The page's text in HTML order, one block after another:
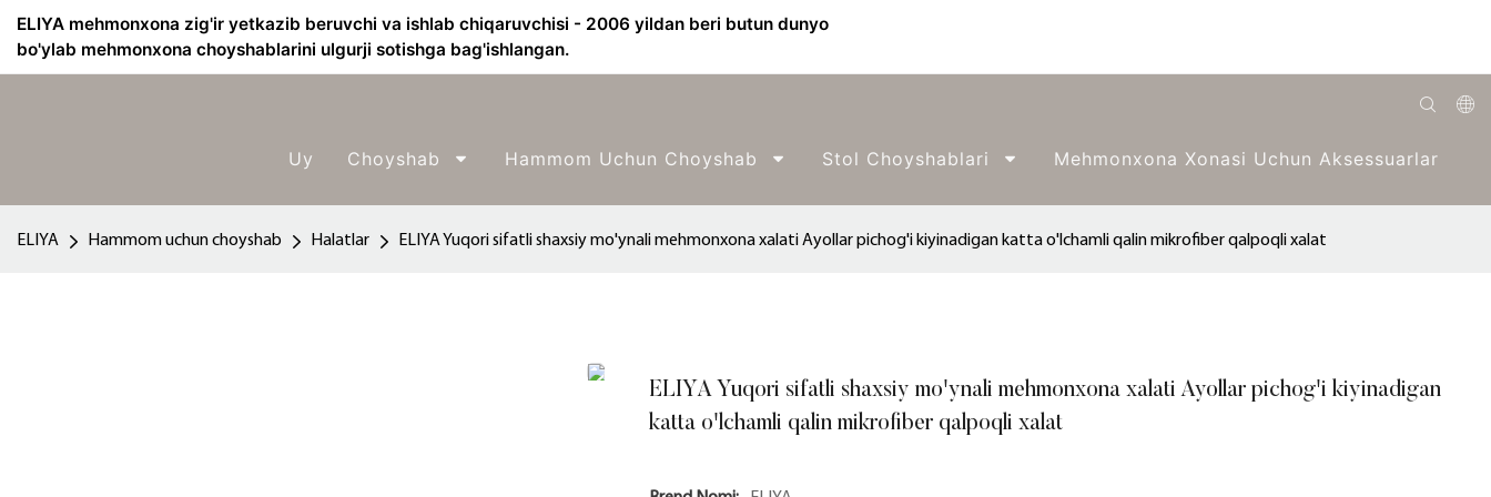
ELIYA mehmonxona zig'ir yetkazib beruvchi va ishlab chiqaruvchisi - 2006 yildan beri butun dunyo
bo'ylab mehmonxona choyshablarini ulgurji sotishga bag'ishlangan.
Français
Uy Choyshab Hammom Uchun Choyshab Stol Choyshablari Mehmonxona Xonasi Uchun Aksessuarlar
ELIYA Hammom uchun choyshab Halatlar ELIYA Yuqori sifatli shaxsiy mo'ynali mehmonxona xalati Ayollar pichog'i kiyinadigan katta o'lchamli qalin mikrofiber qalpoqli xalat
ELIYA Yuqori sifatli shaxsiy mo'ynali mehmonxona xalati Ayollar pichog'i kiyinadigan
katta o'lchamli qalin mikrofiber qalpoqli xalat